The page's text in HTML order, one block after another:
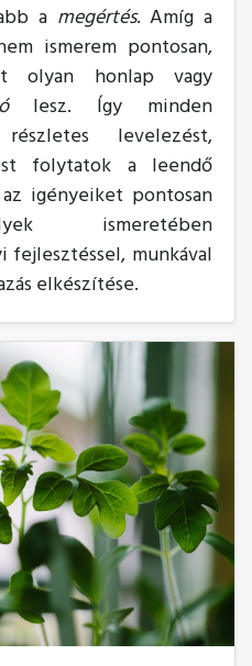
a megértés. Amíg a
ismerem pontosan,
olyan honlap vagy
lesz. Így minden
levelezést,
folytatok a leendő
igényeiket pontosan
ismeretében
fejlesztéssel, munkával
elkészítése.